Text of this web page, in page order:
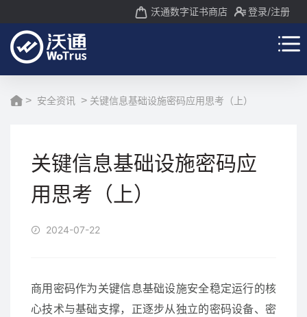
沃通数字证书商店 登录/注册
> 安全资讯 > 关键信息基础设施密码应用思考（上）
关键信息基础设施密码应
用思考（上）
2024-07-22
商用密码作为关键信息基础设施安全稳定运行的核
心技术与基础支撑，正逐步从独立的密码设备、密